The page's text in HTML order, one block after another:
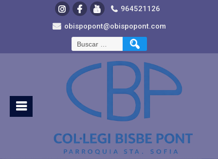
964521126
obispopont@obispopont.com